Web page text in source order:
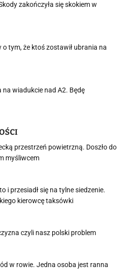
zakończyła się skokiem w
o tym, że ktoś zostawił ubrania na
na wiadukcie nad A2. Będę
przestrzeń powietrzną. Doszło do
myśliwcem
i przesiadł się na tylne siedzenie.
kierowcę taksówki
czyli nasz polski problem
w rowie. Jedna osoba jest ranna